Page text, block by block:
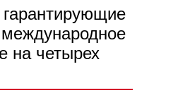
на четырех